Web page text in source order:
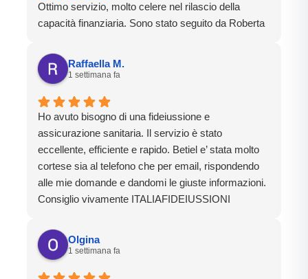
Ottimo servizio, molto celere nel rilascio della
capacità finanziaria. Sono stato seguito da Roberta
Raffaella M.
1 settimana fa
Ho avuto bisogno di una fideiussione e
assicurazione sanitaria. Il servizio è stato
eccellente, efficiente e rapido. Betiel e’ stata molto
cortese sia al telefono che per email, rispondendo
alle mie domande e dandomi le giuste informazioni.
Consiglio vivamente ITALIAFIDEIUSSIONI
Olgina
1 settimana fa